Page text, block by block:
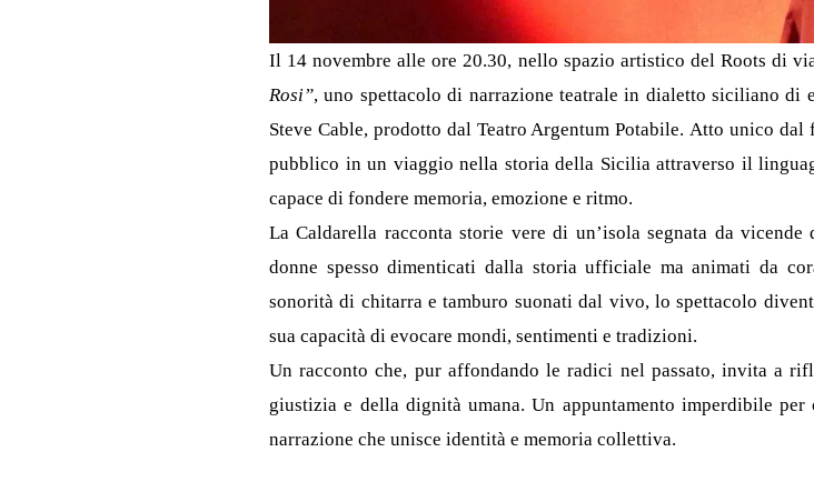
Il 14 novembre alle ore 20.30, nello spazio artistico del Roots di
Rosi”, uno spettacolo di narrazione teatrale in dialetto siciliano
Steve Cable, prodotto dal Teatro Argentum Potabile.Atto unico dal
pubblico in un viaggio nella storia della Sicilia attraverso il
capace di fondere memoria, emozione e ritmo.
La Caldarella racconta storie vere di un’isola segnata da
donne spesso dimenticati dalla storia ufficiale ma animati da
sonorità di chitarra e tamburo suonati dal vivo, lo spettacolo
sua capacità di evocare mondi, sentimenti e tradizioni.
Un racconto che, pur affondando le radici nel passato, invita a
giustizia e della dignità umana.Un appuntamento imperdibile
narrazione che unisce identità e memoria collettiva.